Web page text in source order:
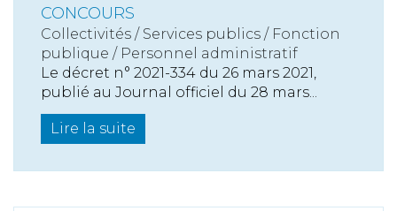
CONCOURS
Collectivités / Services publics / Fonction
publique / Personnel administratif
Le décret n° 2021-334 du 26 mars 2021,
publié au Journal officiel du 28 mars...
Lire la suite